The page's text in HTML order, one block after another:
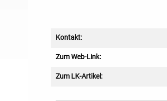
Kontakt:
Zum Web-Link:
Zum LK-Artikel: